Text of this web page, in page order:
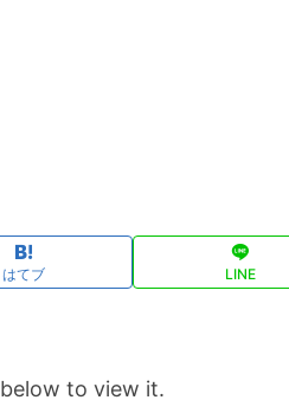
はてブ LINE
to view it.